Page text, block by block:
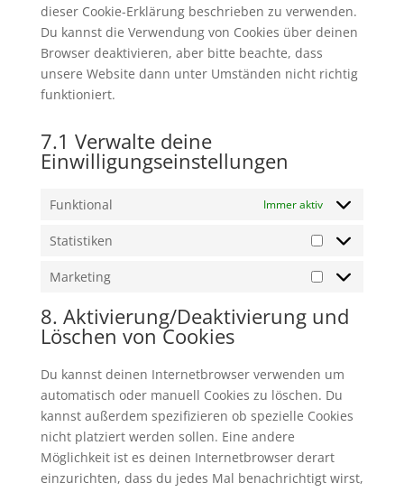
dieser Cookie-Erklärung beschrieben zu verwenden.
Du kannst die Verwendung von Cookies über deinen
Browser deaktivieren, aber bitte beachte, dass
unsere Website dann unter Umständen nicht richtig
funktioniert.
7.1 Verwalte deine
Einwilligungseinstellungen
Funktional Immer aktiv
Statistiken
Statistiken
Marketing
Marketing
8. Aktivierung/Deaktivierung und
Löschen von Cookies
Du kannst deinen Internetbrowser verwenden um
automatisch oder manuell Cookies zu löschen. Du
kannst außerdem spezifizieren ob spezielle Cookies
nicht platziert werden sollen. Eine andere
Möglichkeit ist es deinen Internetbrowser derart
einzurichten, dass du jedes Mal benachrichtigt wirst,